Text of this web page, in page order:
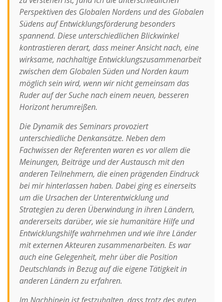
Perspektiven des Globalen Nordens und des Globalen
Südens auf Entwicklungsförderung besonders
spannend. Diese unterschiedlichen Blickwinkel
kontrastieren derart, dass meiner Ansicht nach, eine
wirksame, nachhaltige Entwicklungszusammenarbeit
zwischen dem Globalen Süden und Norden kaum
möglich sein wird, wenn wir nicht gemeinsam das
Ruder auf der Suche nach einem neuen, besseren
Horizont herumreißen.
Die Dynamik des Seminars provoziert
unterschiedliche Denkansätze. Neben dem
Fachwissen der Referenten waren es vor allem die
Meinungen, Beiträge und der Austausch mit den
anderen Teilnehmern, die einen prägenden Eindruck
bei mir hinterlassen haben. Dabei ging es einerseits
um die Ursachen der Unterentwicklung und
Strategien zu deren Überwindung in ihren Ländern,
andererseits darüber, wie sie humanitäre Hilfe und
Entwicklungshilfe wahrnehmen und wie ihre Länder
mit externen Akteuren zusammenarbeiten. Es war
auch eine Gelegenheit, mehr über die Position
Deutschlands in Bezug auf die eigene Tätigkeit in
anderen Ländern zu erfahren.